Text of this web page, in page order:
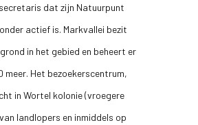
dat zijn Natuurpunt
actief is. Markvallei bezit
in het gebied en beheert er
meer. Het bezoekerscentrum,
in Wortel kolonie (vroegere
landlopers en inmiddels op